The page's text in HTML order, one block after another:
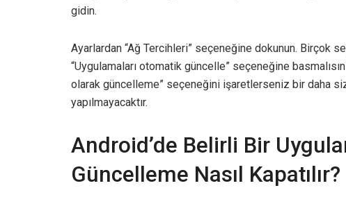
gidin.
Ayarlardan “Ağ Tercihleri” seçeneğine dokunun. Birçok
“Uygulamaları otomatik güncelle” seçeneğine
olarak güncelleme” seçeneğini işaretlerseniz bir daha
yapılmayacaktır.
Android’de Belirli Bir
Güncelleme Nasıl Kapatılır?